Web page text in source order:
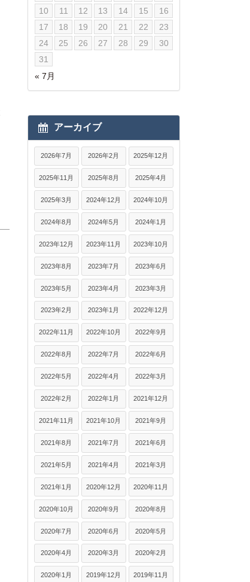
« 7月
10
11 12 13 14 15
16
17
18 19 20 21 22
23
24
25 26 27 28 29
30
31
アーカイブ
2026年7月 2026年2月 2025年12月
2025年11月 2025年8月 2025年4月
2025年3月 2024年12月 2024年10月
2024年8月 2024年5月 2024年1月
2023年12月 2023年11月 2023年10月
2023年8月 2023年7月 2023年6月
2023年5月 2023年4月 2023年3月
2023年2月 2023年1月 2022年12月
2022年11月 2022年10月 2022年9月
2022年8月 2022年7月 2022年6月
2022年5月 2022年4月 2022年3月
2022年2月 2022年1月 2021年12月
2021年11月 2021年10月 2021年9月
2021年8月 2021年7月 2021年6月
2021年5月 2021年4月 2021年3月
2021年1月 2020年12月 2020年11月
2020年10月 2020年9月 2020年8月
2020年7月 2020年6月 2020年5月
2020年4月 2020年3月 2020年2月
2020年1月 2019年12月 2019年11月